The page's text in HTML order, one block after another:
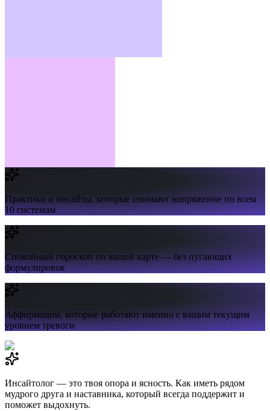
Практики и инсайты,которые снимают напряжение по всем
10 системам
Спокойный гороскоппо вашей карте — без пугающих
формулировок
Аффирмации,которые работают именно с вашим текущим
уровнем тревоги
Инсайтолог — это твоя опора и ясность. Как иметь рядом
мудрого друга и наставника, который всегда поддержит и
поможет выдохнуть.